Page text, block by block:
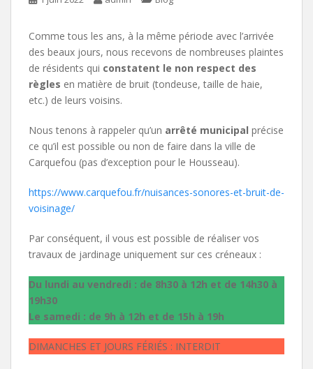
Comme tous les ans, à la même période avec l’arrivée
des beaux jours, nous recevons de nombreuses plaintes
de résidents qui constatent le non respect des
règles en matière de bruit (tondeuse, taille de haie,
etc.) de leurs voisins.
Nous tenons à rappeler qu’un arrêté municipal précise
ce qu’il est possible ou non de faire dans la ville de
Carquefou (pas d’exception pour le Housseau).
https://www.carquefou.fr/nuisances-sonores-et-bruit-de-
voisinage/
Par conséquent, il vous est possible de réaliser vos
travaux de jardinage uniquement sur ces créneaux :
Du lundi au vendredi : de 8h30 à 12h et de 14h30 à
19h30
Le samedi : de 9h à 12h et de 15h à 19h
DIMANCHES ET JOURS FÉRIÉS : INTERDIT